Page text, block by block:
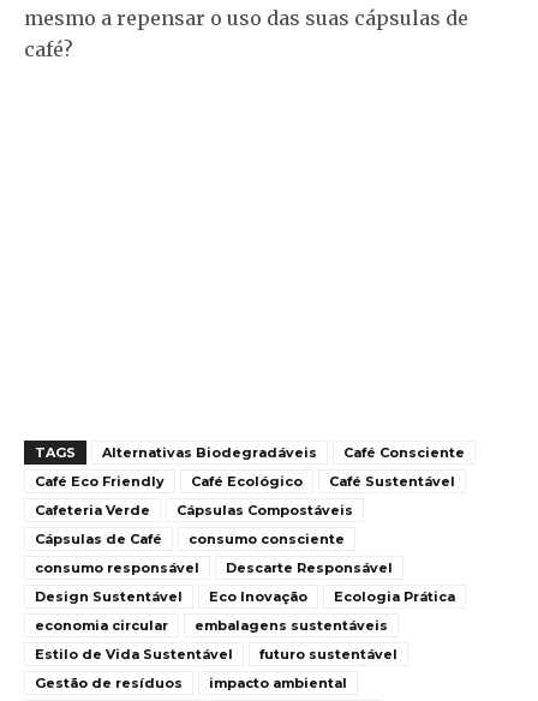
mesmo a repensar o uso das suas cápsulas de
café?
TAGS Alternativas Biodegradáveis
Café Consciente
Café Eco Friendly
Café Ecológico
Café Sustentável
Cafeteria Verde
Cápsulas Compostáveis
Cápsulas de Café
consumo consciente
consumo responsável
Descarte Responsável
Design Sustentável
Eco Inovação
Ecologia Prática
economia circular
embalagens sustentáveis
Estilo de Vida Sustentável
futuro sustentável
Gestão de resíduos
impacto ambiental